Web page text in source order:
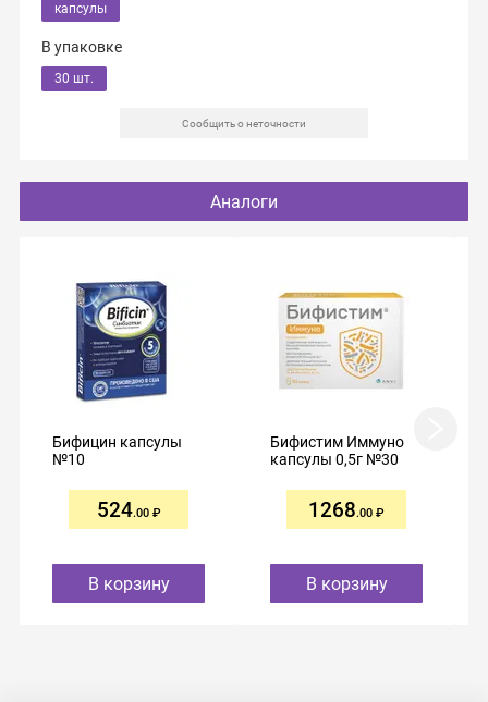
капсулы
В упаковке
30 шт.
Сообщить о неточности
Аналоги
Бифицин капсулы
№10
524.00
В корзину
Бифистим Иммуно
капсулы 0,5г №30
1268.00
В корзину